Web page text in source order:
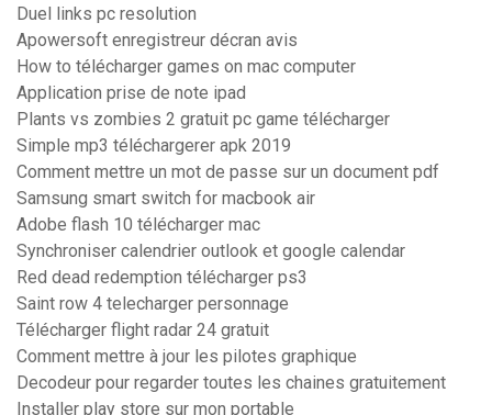
Duel links pc resolution
Apowersoft enregistreur décran avis
How to télécharger games on mac computer
Application prise de note ipad
Plants vs zombies 2 gratuit pc game télécharger
Simple mp3 téléchargerer apk 2019
Comment mettre un mot de passe sur un document pdf
Samsung smart switch for macbook air
Adobe flash 10 télécharger mac
Synchroniser calendrier outlook et google calendar
Red dead redemption télécharger ps3
Saint row 4 telecharger personnage
Télécharger flight radar 24 gratuit
Comment mettre à jour les pilotes graphique
Decodeur pour regarder toutes les chaines gratuitement
Installer play store sur mon portable